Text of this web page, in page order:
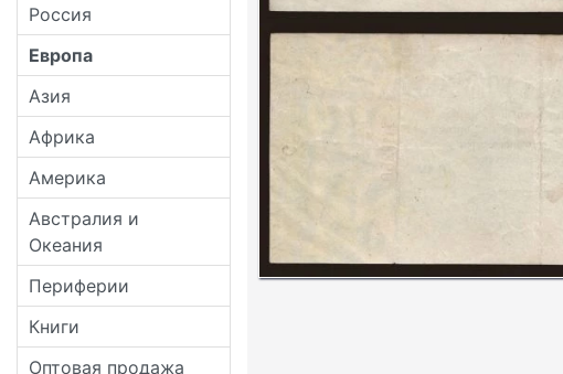
Россия
Европа
Азия
Африка
Америка
Австралия и
Океания
Периферии
Книги
Оптовая продажа